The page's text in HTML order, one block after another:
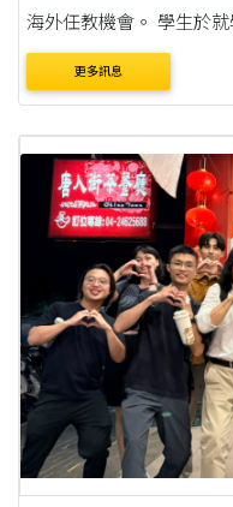
海外任教機會。 學生於就學期間曾赴捷克進行為期一年的華
語教學實習，累積實際教
更多訊息